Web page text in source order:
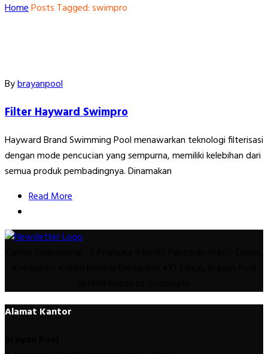
HomePosts Tagged: swimpro
Bybrayanpool
Filter Hayward Swimpro
Hayward Brand Swimming Pool menawarkan teknologi filterisasi
dengan mode pencucian yang sempurna, memiliki kelebihan dari
semua produk pembadingnya. Dinamakan
Read More
Alamat Kantor